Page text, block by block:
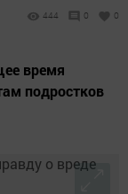
444 0 0
время
подростков